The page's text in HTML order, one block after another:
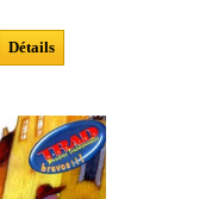
Détails